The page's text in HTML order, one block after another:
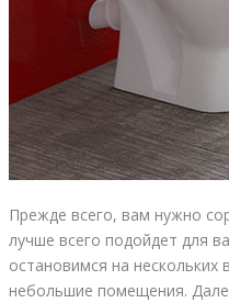
Прежде всего, вам нужно
лучше всего подойдет для
остановимся на нескольких
небольшие помещения.